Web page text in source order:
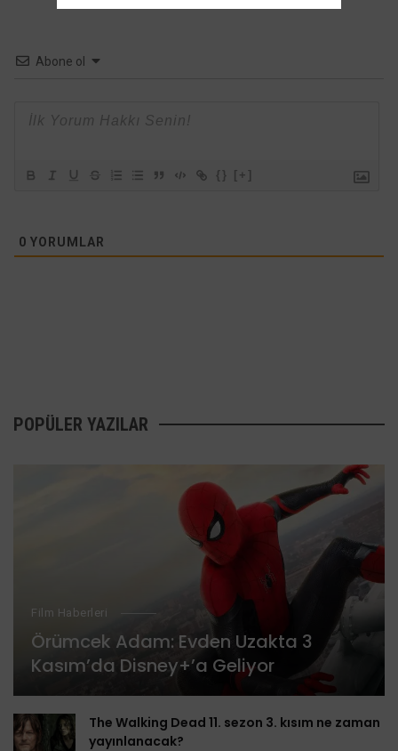
Abone ol
{} [+]
0 YORUMLAR
POPÜLER YAZILAR
Film Haberleri
Örümcek Adam: Evden Uzakta 3
Kasım’da Disney+’a Geliyor
The Walking Dead 11. sezon 3. kısım ne zaman
yayınlanacak?